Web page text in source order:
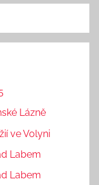
Lázně
ve Volyni
Labem
Labem